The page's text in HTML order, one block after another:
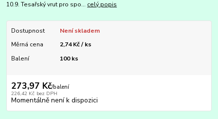
10.9. Tesařský vrut pro spo... celý popis
Dostupnost
Není skladem
Měrná cena
2,74 Kč / ks
Balení
100 ks
273,97 Kč/balení
226,42 Kč bez DPH
Momentálně není k dispozici